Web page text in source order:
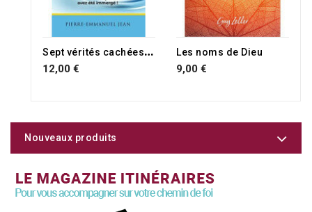
S
ept vérités cachées dans votre baptême
12,00 €
Les noms de Dieu
9,00 €
Nouveaux produits